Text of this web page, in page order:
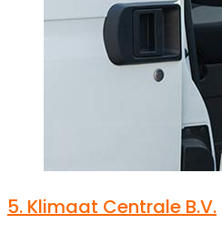
5. Klimaat Centrale B.V.